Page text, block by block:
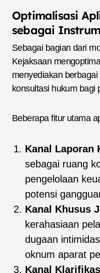
Optimalisasi
sebagai
Sebagai bagian dari
Kejaksaan
menyediakan
konsultasi hukum bagi
Beberapa fitur utama
Kanal Laporan
sebagai ruang
pengelolaan
potensi
Kanal Khusus
kerahasiaan
dugaan
oknum aparat
Kanal